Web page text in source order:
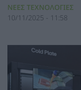
ΝΕΕΣ ΤΕΧΝΟΛΟΓΙΕΣ
10/11/2025 - 11:58